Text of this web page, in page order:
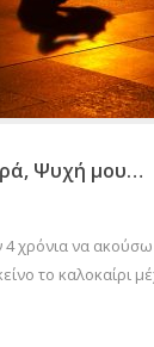
Ψυχή μου…
χρόνια να
το καλοκαίρι